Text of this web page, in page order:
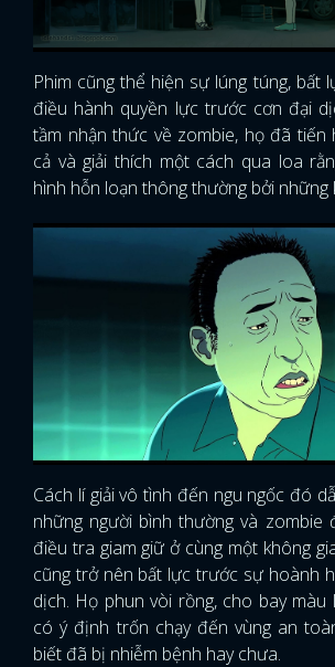
Phim cũng thể hiện sự lúng túng, bất
điều hành quyền lực trước cơn đại
tầm nhận thức về zombie, họ đã
cả và giải thích một cách qua loa
hình hỗn loạn thông thường bởi những
Cách lí giải vô tình đến ngu ngốc đó
những người bình thường và zombie
điều tra giam giữ ở cùng một không
cũng trở nên bất lực trước sự hoành
dịch. Họ phun vòi rồng, cho bay
có ý định trốn chạy đến vùng an
biết đã bị nhiễm bệnh hay chưa.